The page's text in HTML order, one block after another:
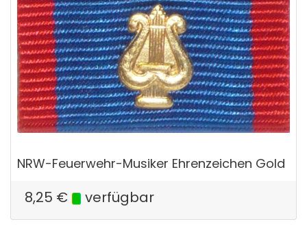
NRW-Feuerwehr-Musiker Ehrenzeichen Gold
8,25 € verfügbar